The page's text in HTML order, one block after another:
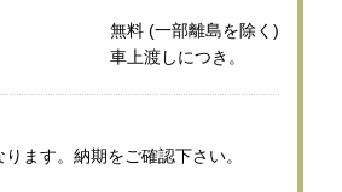
無料 (一部離島を除く)
車上渡しにつき。
ます。納期をご確認下さい。